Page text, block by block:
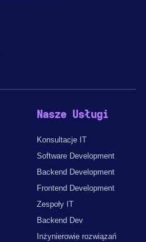
Nasze Usługi
Konsultacje IT
Software Development
Backend Development
Frontend Development
Zespoły IT
Backend Dev
Inżynierowie rozwiązań